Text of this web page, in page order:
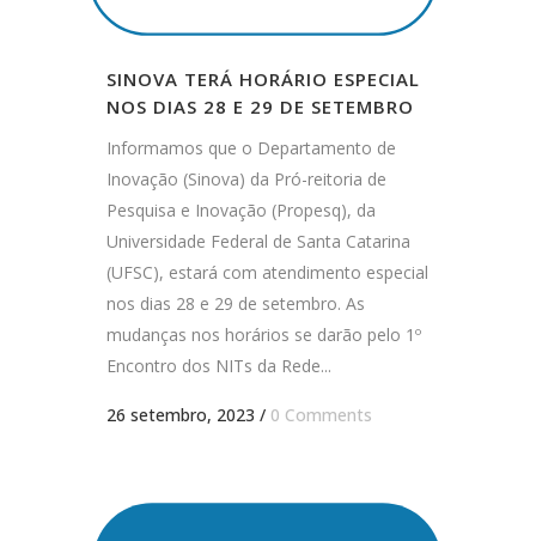
SINOVA TERÁ HORÁRIO ESPECIAL
NOS DIAS 28 E 29 DE SETEMBRO
Informamos que o Departamento de
Inovação (Sinova) da Pró-reitoria de
Pesquisa e Inovação (Propesq), da
Universidade Federal de Santa Catarina
(UFSC), estará com atendimento especial
nos dias 28 e 29 de setembro. As
mudanças nos horários se darão pelo 1º
Encontro dos NITs da Rede...
26 setembro, 2023 / 0 Comments